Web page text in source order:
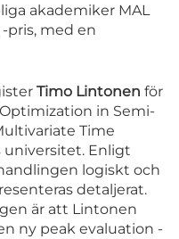
akademiker MAL
pris, med en
Timo Lintonen för
in Semi-
Time
universitet. Enligt
logiskt och
detaljerat.
är att Lintonen
ny peak evaluation -